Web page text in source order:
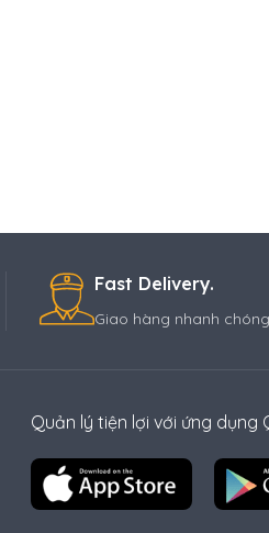
Fast Delivery.
Giao hàng nhanh chóng
Quản lý tiện lợi với ứng dụng